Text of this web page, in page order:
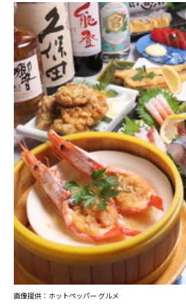
画像提供：ホットペッパー グルメ